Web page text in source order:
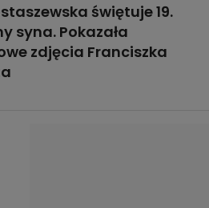
świętuje 19.
syna. Pokazała
zdjęcia Franciszka